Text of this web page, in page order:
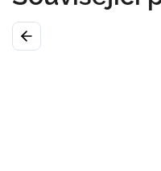
Previous